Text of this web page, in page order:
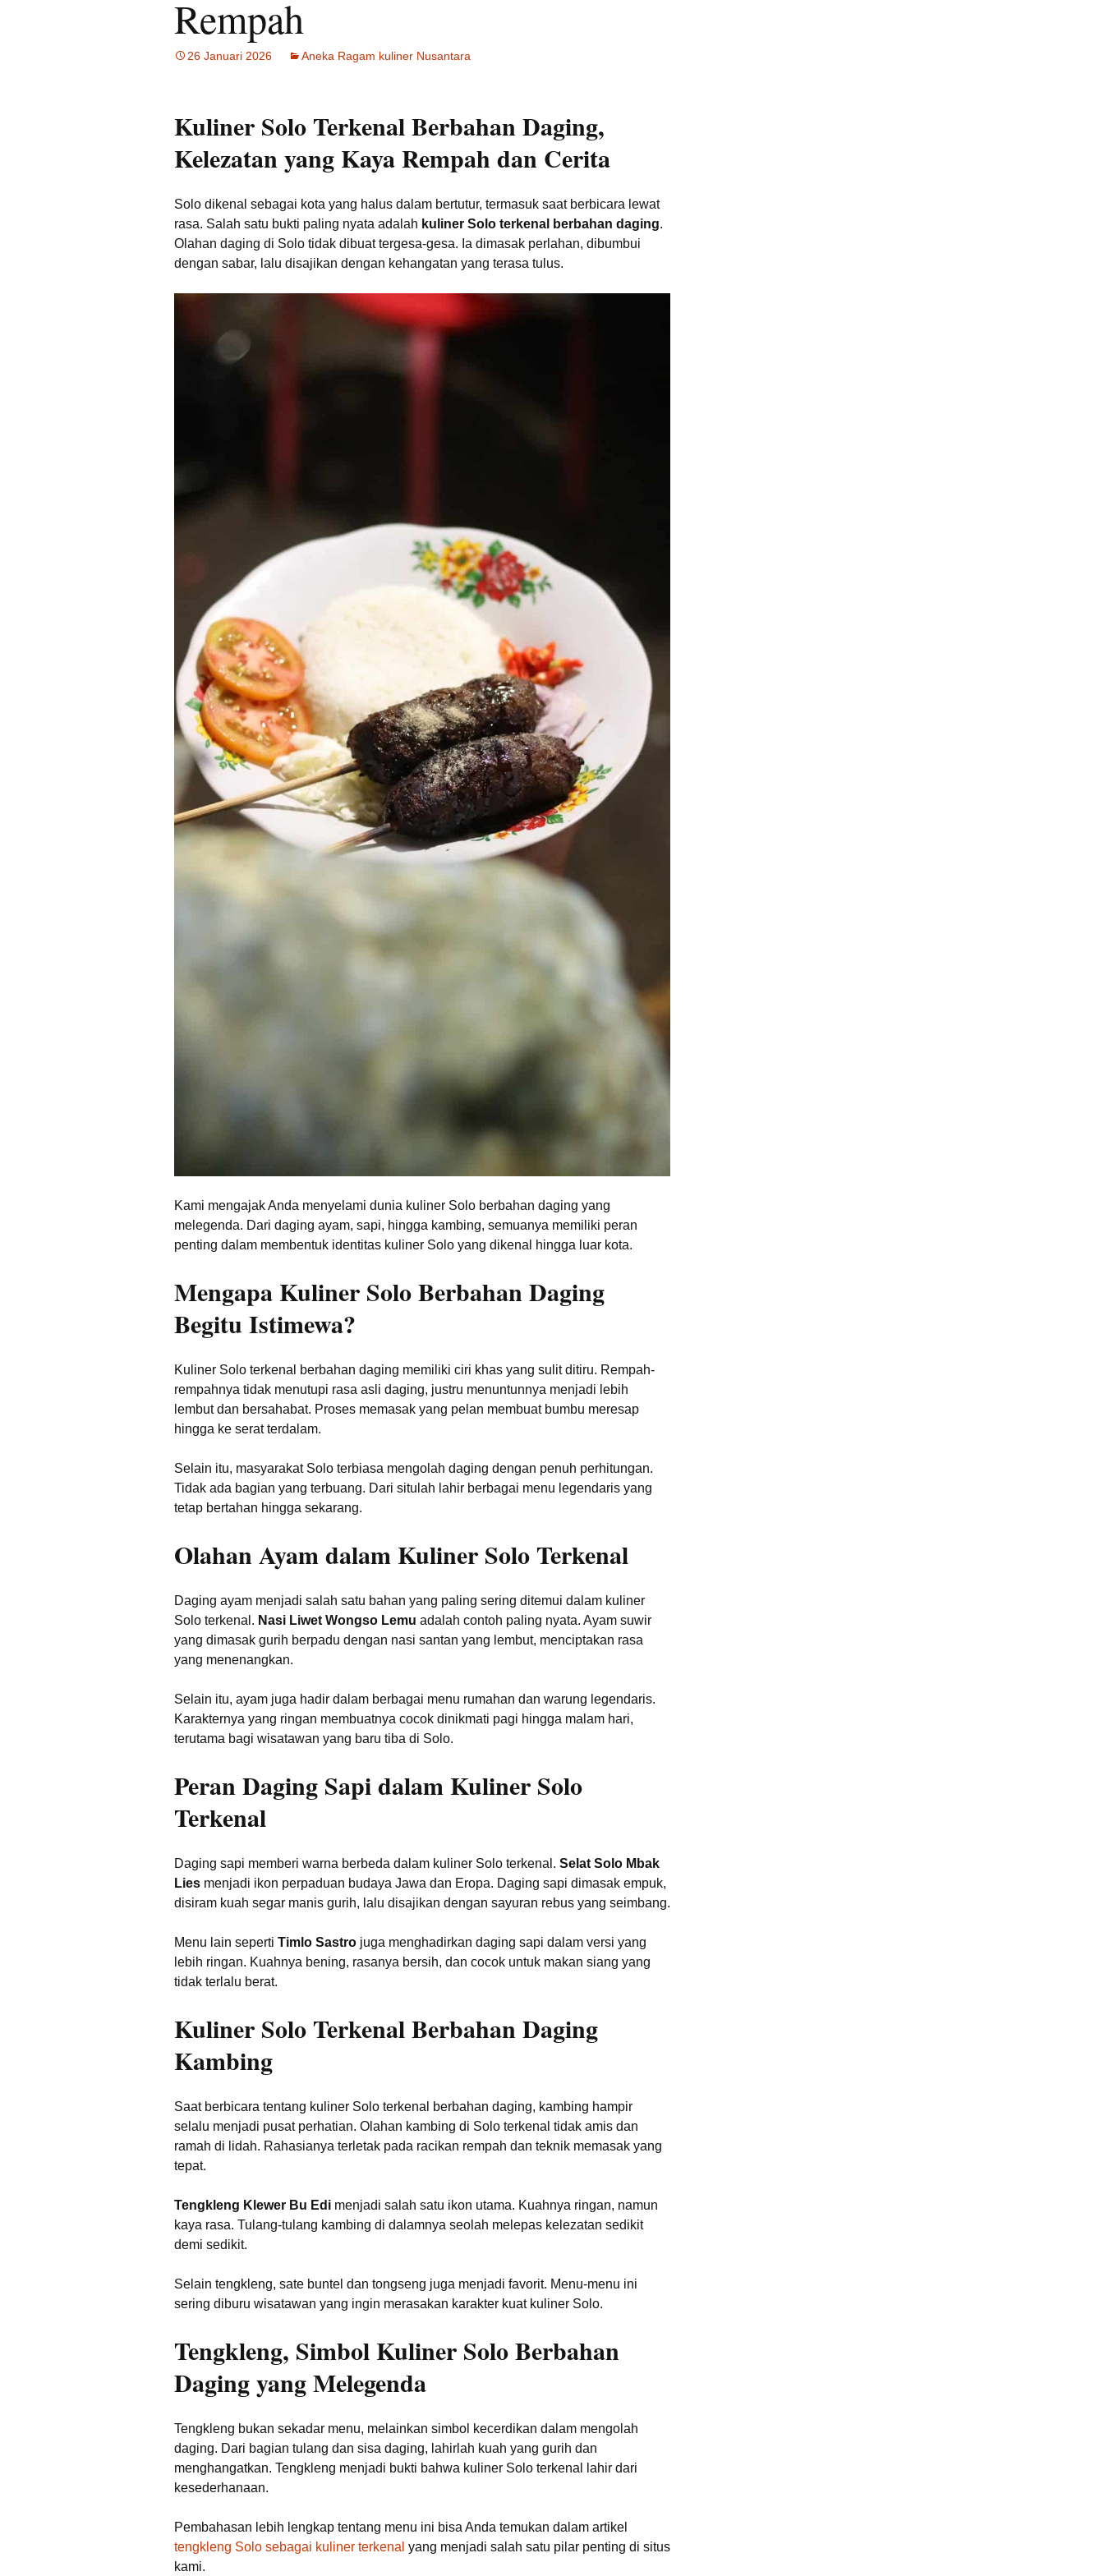
Tempat Makan Ideal
Dekat Masjid Sheikh
Kuliner Malam Solo
Sate Kambing Solo
Sego Gule 10K
Rempah
26 Januari 2026 Aneka Ragam kuliner Nusantara
Kuliner Solo Terkenal Berbahan Daging,
Kelezatan yang Kaya Rempah dan Cerita
Solo dikenal sebagai kota yang halus dalam bertutur, termasuk saat berbicara lewat
rasa. Salah satu bukti paling nyata adalah kuliner Solo terkenal berbahan daging.
Olahan daging di Solo tidak dibuat tergesa-gesa. Ia dimasak perlahan, dibumbui
dengan sabar, lalu disajikan dengan kehangatan yang terasa tulus.
Kami mengajak Anda menyelami dunia kuliner Solo berbahan daging yang
melegenda. Dari daging ayam, sapi, hingga kambing, semuanya memiliki peran
penting dalam membentuk identitas kuliner Solo yang dikenal hingga luar kota.
Mengapa Kuliner Solo Berbahan Daging
Begitu Istimewa?
Kuliner Solo terkenal berbahan daging memiliki ciri khas yang sulit ditiru. Rempah-
rempahnya tidak menutupi rasa asli daging, justru menuntunnya menjadi lebih
lembut dan bersahabat. Proses memasak yang pelan membuat bumbu meresap
hingga ke serat terdalam.
Selain itu, masyarakat Solo terbiasa mengolah daging dengan penuh perhitungan.
Tidak ada bagian yang terbuang. Dari situlah lahir berbagai menu legendaris yang
tetap bertahan hingga sekarang.
Olahan Ayam dalam Kuliner Solo Terkenal
Daging ayam menjadi salah satu bahan yang paling sering ditemui dalam kuliner
Solo terkenal. Nasi Liwet Wongso Lemu adalah contoh paling nyata. Ayam suwir
yang dimasak gurih berpadu dengan nasi santan yang lembut, menciptakan rasa
yang menenangkan.
Selain itu, ayam juga hadir dalam berbagai menu rumahan dan warung legendaris.
Karakternya yang ringan membuatnya cocok dinikmati pagi hingga malam hari,
terutama bagi wisatawan yang baru tiba di Solo.
Peran Daging Sapi dalam Kuliner Solo
Terkenal
Daging sapi memberi warna berbeda dalam kuliner Solo terkenal. Selat Solo Mbak
Lies menjadi ikon perpaduan budaya Jawa dan Eropa. Daging sapi dimasak empuk,
disiram kuah segar manis gurih, lalu disajikan dengan sayuran rebus yang seimbang.
Menu lain seperti Timlo Sastro juga menghadirkan daging sapi dalam versi yang
lebih ringan. Kuahnya bening, rasanya bersih, dan cocok untuk makan siang yang
tidak terlalu berat.
Kuliner Solo Terkenal Berbahan Daging
Kambing
Saat berbicara tentang kuliner Solo terkenal berbahan daging, kambing hampir
selalu menjadi pusat perhatian. Olahan kambing di Solo terkenal tidak amis dan
ramah di lidah. Rahasianya terletak pada racikan rempah dan teknik memasak yang
tepat.
Tengkleng Klewer Bu Edi menjadi salah satu ikon utama. Kuahnya ringan, namun
kaya rasa. Tulang-tulang kambing di dalamnya seolah melepas kelezatan sedikit
demi sedikit.
Selain tengkleng, sate buntel dan tongseng juga menjadi favorit. Menu-menu ini
sering diburu wisatawan yang ingin merasakan karakter kuat kuliner Solo.
Tengkleng, Simbol Kuliner Solo Berbahan
Daging yang Melegenda
Tengkleng bukan sekadar menu, melainkan simbol kecerdikan dalam mengolah
daging. Dari bagian tulang dan sisa daging, lahirlah kuah yang gurih dan
menghangatkan. Tengkleng menjadi bukti bahwa kuliner Solo terkenal lahir dari
kesederhanaan.
Pembahasan lebih lengkap tentang menu ini bisa Anda temukan dalam artikel
tengkleng Solo sebagai kuliner terkenal yang menjadi salah satu pilar penting di situs
kami.